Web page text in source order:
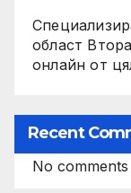
област
онлайн от
Recent
No